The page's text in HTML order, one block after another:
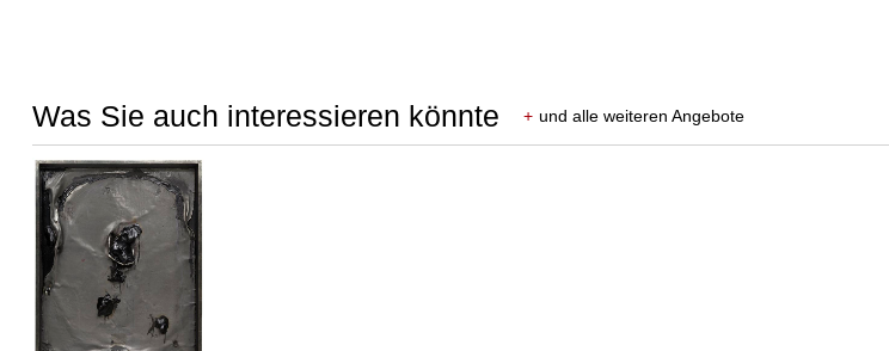
Was Sie auch interessieren könnte + und alle weiteren Angebote